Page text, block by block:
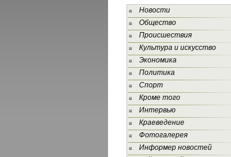
Новости
Общество
Происшествия
Культура и искусство
Экономика
Политика
Спорт
Кроме того
Интервью
Краеведение
Фотогалерея
Информер новостей